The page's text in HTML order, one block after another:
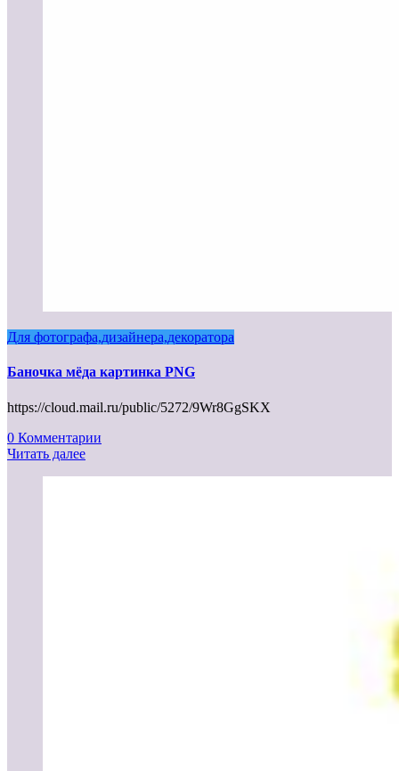
Для фотографа,дизайнера,декоратора
Баночка мёда картинка PNG
https://cloud.mail.ru/public/5272/9Wr8GgSKX
0 Комментарии
Читать далее